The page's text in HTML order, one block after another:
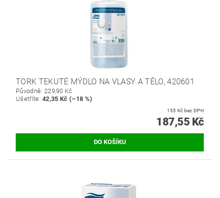
TORK TEKUTÉ MÝDLO NA VLASY A TĚLO, 420601
Původně: 229,90 Kč
Ušetříte:42,35 Kč (–18 %)
155 Kč bez DPH
187,55 Kč